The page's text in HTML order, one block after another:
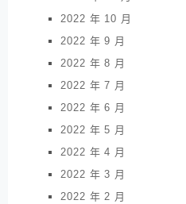
2022 年 10 月
2022 年 9 月
2022 年 8 月
2022 年 7 月
2022 年 6 月
2022 年 5 月
2022 年 4 月
2022 年 3 月
2022 年 2 月